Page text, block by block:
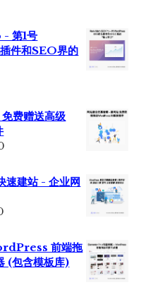
第1号
件和SEO界的
费赠送高级
。
价
格
建站 - 企业网
价
格
为：
前端拖
(包含模板库)